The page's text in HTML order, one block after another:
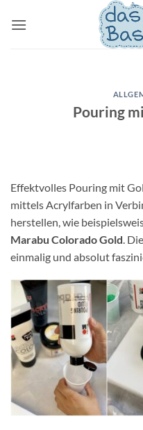
Inhalt
Pouring
Effektvolles Pouring mit
mittels Acrylfarben in
herstellen, wie
Marabu Colorado Gold .
einmalig und absolut